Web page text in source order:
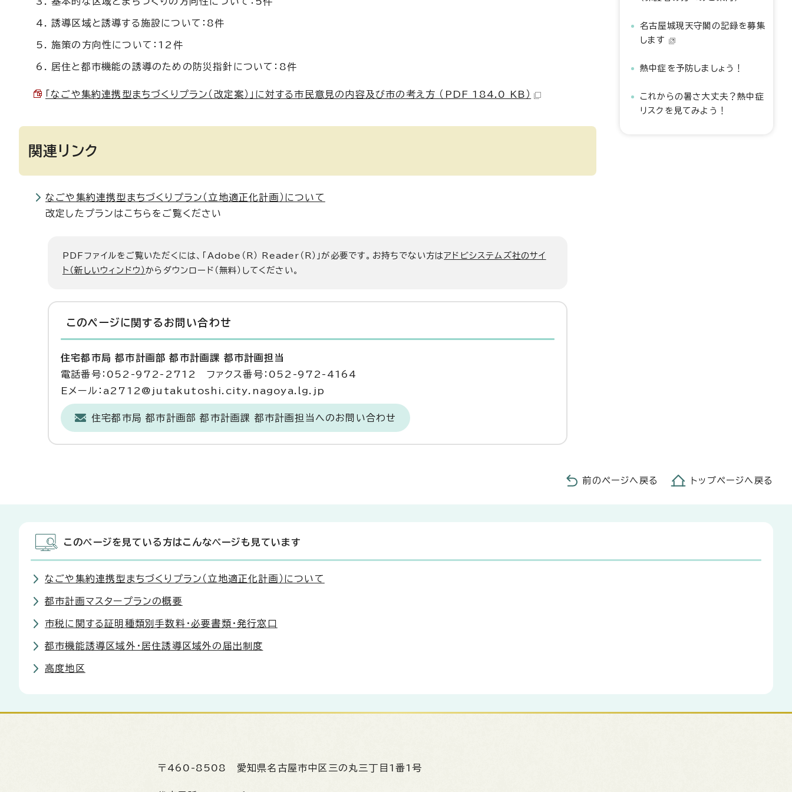
誘導区域と誘導する施設について：8件
施策の方向性について：12件
居住と都市機能の誘導のための防災指針について：8件
「なごや集約連携型まちづくりプラン（改定案）」に対する市民意見の内容及び市の考え方 （PDF 184.0 KB）
関連リンク
なごや集約連携型まちづくりプラン（立地適正化計画）について
改定したプランはこちらをご覧ください
PDFファイルをご覧いただくには、「Adobe（R） Reader（R）」が必要です。お持ちでない方はアドビシステムズ社のサイ
ト（新しいウィンドウ）からダウンロード（無料）してください。
このページに関する お問い合わせ
住宅都市局 都市計画部 都市計画課 都市計画担当
電話番号：052-972-2712 ファクス番号：052-972-4164
Eメール：a2712@jutakutoshi.city.nagoya.lg.jp
住宅都市局 都市計画部 都市計画課 都市計画担当へのお問い合わせ
名古屋城現天守閣の記録を募集
します
熱中症を予防しましょう！
これからの暑さ大丈夫？熱中症
リスクを見てみよう！
前のページへ戻る トップページへ戻る
このページを見ている方はこんなページも見ています
なごや集約連携型まちづくりプラン（立地適正化計画）について
都市計画マスタープランの概要
市税に関する証明種類別手数料・必要書類・発行窓口
都市機能誘導区域外・居住誘導区域外の届出制度
高度地区
〒460-8508 愛知県名古屋市中区三の丸三丁目1番1号